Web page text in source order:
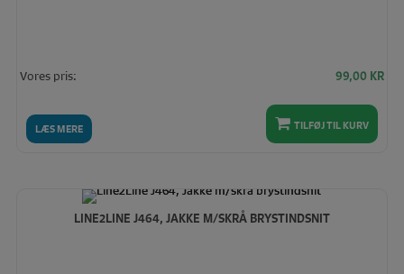
LÆS MERE
Vores pris: 99,00 KR
TILFØJ TIL KURV
LINE2LINE J464, JAKKE M/SKRÅ BRYSTINDSNIT